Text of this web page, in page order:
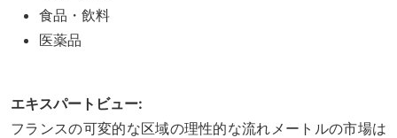
食品・飲料
医薬品
エキスパートビュー:
フランスの可変的な区域の理性的な流れメートルの市場は